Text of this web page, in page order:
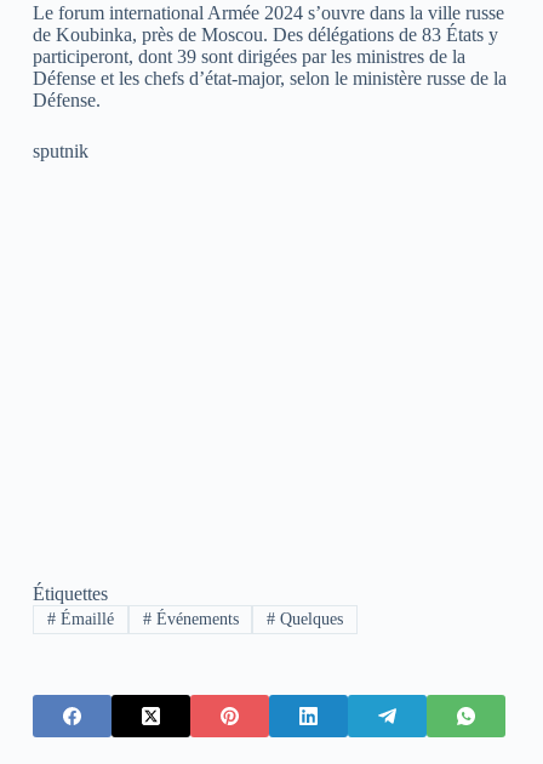
Le forum international Armée 2024 s’ouvre dans la ville russe
de Koubinka, près de Moscou. Des délégations de 83 États y
participeront, dont 39 sont dirigées par les ministres de la
Défense et les chefs d’état-major, selon le ministère russe de la
Défense.
sputnik
Étiquettes
#Émaillé #Événements # Quelques